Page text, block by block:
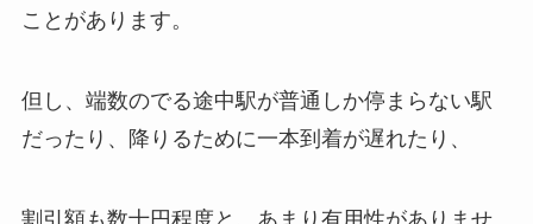
ことがあります。
但し、端数のでる途中駅が普通しか停まらない駅
だったり、降りるために一本到着が遅れたり、